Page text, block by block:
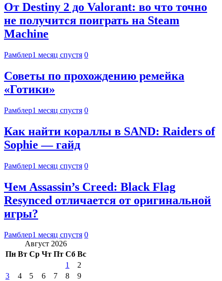
От Destiny 2 до Valorant: во что точно
не получится поиграть на Steam
Machine
Рамблер1 месяц спустя 0
Советы по прохождению ремейка
«Готики»
Рамблер1 месяц спустя 0
Как найти кораллы в SAND: Raiders of
Sophie — гайд
Рамблер1 месяц спустя 0
Чем Assassin’s Creed: Black Flag
Resynced отличается от оригинальной
игры?
Рамблер1 месяц спустя 0
Август 2026
Пн Вт Ср Чт Пт Сб Вс
1
2
3
4 5 6 7 8
9